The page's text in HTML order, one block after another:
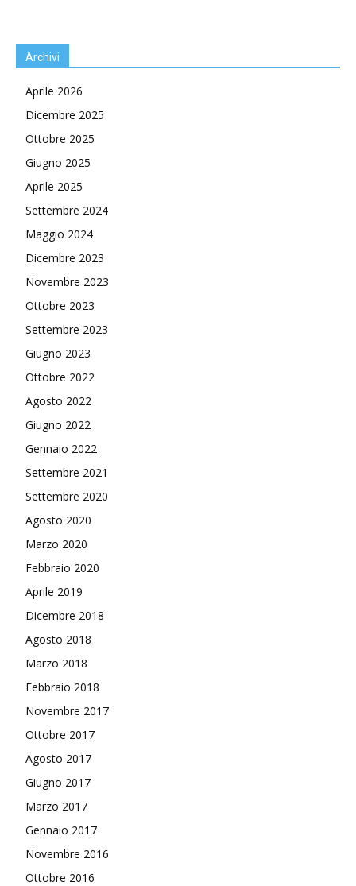
Archivi
Aprile 2026
Dicembre 2025
Ottobre 2025
Giugno 2025
Aprile 2025
Settembre 2024
Maggio 2024
Dicembre 2023
Novembre 2023
Ottobre 2023
Settembre 2023
Giugno 2023
Ottobre 2022
Agosto 2022
Giugno 2022
Gennaio 2022
Settembre 2021
Settembre 2020
Agosto 2020
Marzo 2020
Febbraio 2020
Aprile 2019
Dicembre 2018
Agosto 2018
Marzo 2018
Febbraio 2018
Novembre 2017
Ottobre 2017
Agosto 2017
Giugno 2017
Marzo 2017
Gennaio 2017
Novembre 2016
Ottobre 2016